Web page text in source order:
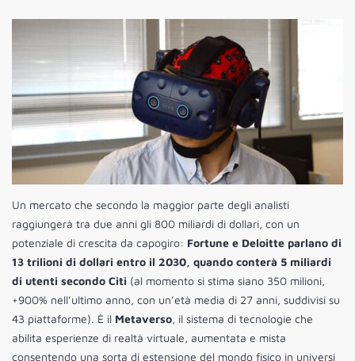
Un mercato che secondo la maggior parte degli analisti
raggiungerà tra due anni gli 800 miliardi di dollari, con un
potenziale di crescita da capogiro: Fortune e Deloitte parlano di
13 trilioni di dollari entro il 2030, quando conterà 5 miliardi
di utenti secondo Citi (al momento si stima siano 350 milioni,
+900% nell’ultimo anno, con un’età media di 27 anni, suddivisi su
43 piattaforme). È il Metaverso, il sistema di tecnologie che
abilita esperienze di realtà virtuale, aumentata e mista
consentendo una sorta di estensione del mondo fisico in universi